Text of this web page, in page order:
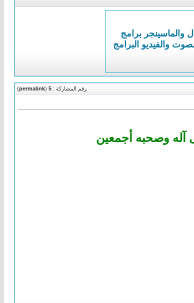
والماسينجر برامج
والفيديو البرامج
رقم المشاركة : 5
(
permalink
)
آله وصحبه أجمعين